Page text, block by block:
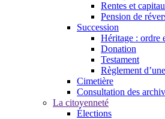
Rentes et
Pension de
Succession
Héritage : ordre
Donation
Testament
Règlement
Cimetière
Consultation des
La citoyenneté
Élections